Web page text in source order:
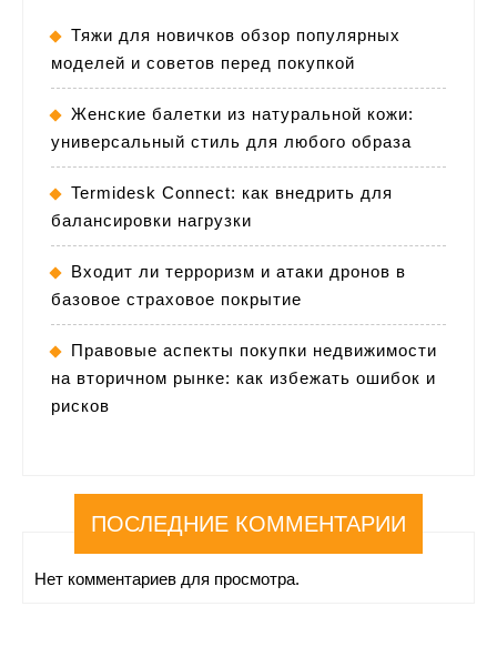
Тяжи для новичков обзор популярных
моделей и советов перед покупкой
Женские балетки из натуральной кожи:
универсальный стиль для любого образа
Termidesk Connect: как внедрить для
балансировки нагрузки
Входит ли терроризм и атаки дронов в
базовое страховое покрытие
Правовые аспекты покупки недвижимости
на вторичном рынке: как избежать ошибок и
рисков
ПОСЛЕДНИЕ КОММЕНТАРИИ
Нет комментариев для просмотра.